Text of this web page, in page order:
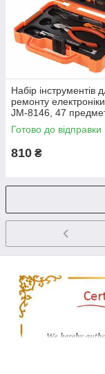
Набір інструментів
ремонту електроніки
JM-8146, 47
Готово до відправки
810 ₴